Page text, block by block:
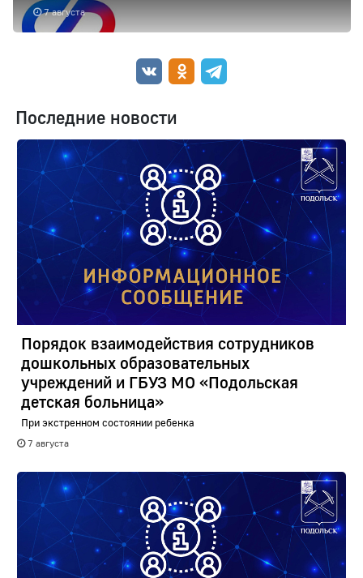
7 августа
Последние новости
Порядок взаимодействия сотрудников
дошкольных образовательных
учреждений и ГБУЗ МО «Подольская
детская больница»
При экстренном состоянии ребенка
7 августа